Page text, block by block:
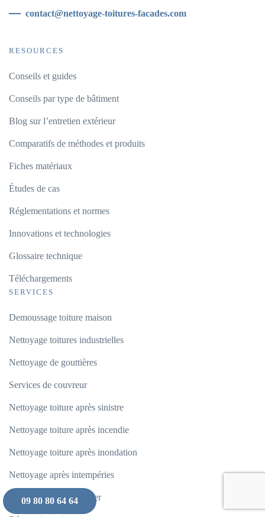
09 80 80 64 64
contact@nettoyage-toitures-facades.com
RESOURCES
Conseils et guides
Conseils par type de bâtiment
Blog sur l’entretien extérieur
Comparatifs de méthodes et produits
Fiches matériaux
Études de cas
Réglementations et normes
Innovations et technologies
Glossaire technique
Téléchargements
SERVICES
Demoussage toiture maison
Nettoyage toitures industrielles
Nettoyage de gouttières
Services de couvreur
Nettoyage toiture après sinistre
Nettoyage toiture après incendie
Nettoyage toiture après inondation
Nettoyage après intempéries
Nettoyage après chantier